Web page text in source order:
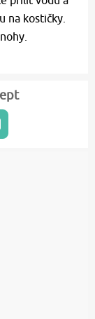
na kostičky.